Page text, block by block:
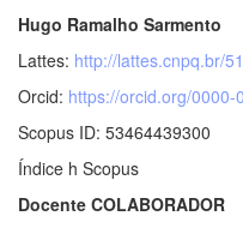
Hugo Ramalho Sarmento
Lattes: http://lattes.cnpq.br/
Orcid: https://orcid.org/0000-
Scopus ID: 53464439300
Índice h Scopus
Docente COLABORADOR